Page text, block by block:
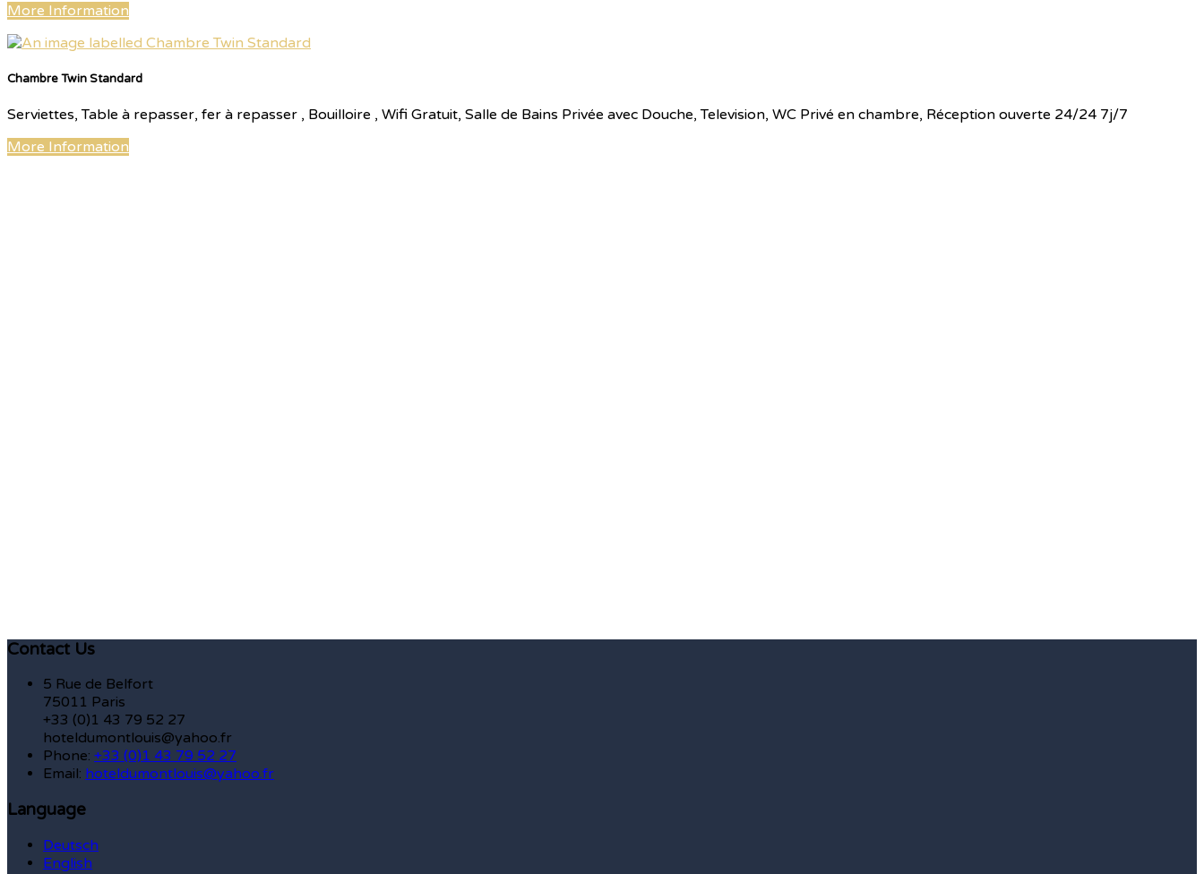
More Information
Chambre Twin Standard
Serviettes, Table à repasser, fer à repasser , Bouilloire , Wifi Gratuit, Salle de Bains Privée avec Douche, Television, WC Privé en chambre, Réception ouverte 24/24 7j/7
More Information
Contact Us
5 Rue de Belfort
75011 Paris
+33 (0)1 43 79 52 27
hoteldumontlouis@yahoo.fr
Phone: +33 (0)1 43 79 52 27
Email: hoteldumontlouis@yahoo.fr
Language
Deutsch
English